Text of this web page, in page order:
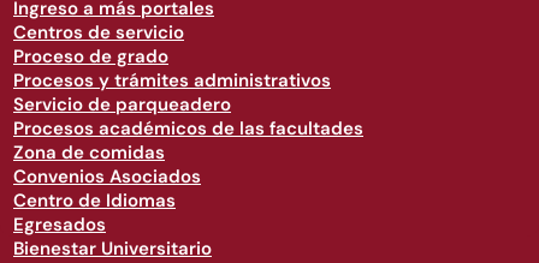
Ingreso a más portales
Centros de servicio
Proceso de grado
Procesos y trámites administrativos
Servicio de parqueadero
Procesos académicos de las facultades
Zona de comidas
Convenios Asociados
Centro de Idiomas
Egresados
Bienestar Universitario